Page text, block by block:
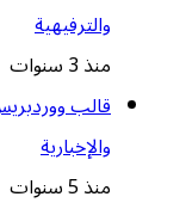
والترفيهية
منذ 3 سنوات
والإخبارية
منذ 5 سنوات